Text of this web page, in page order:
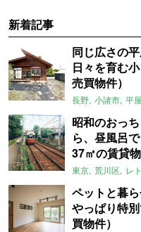
新着記事
同じ広さの
日々を育む
売買物件）
長野 小諸市 平屋
昭和のおっ
ら、昼風呂
37㎡の賃貸物
東京 荒川区 レ
ペットと暮
やっぱり特
買物件）